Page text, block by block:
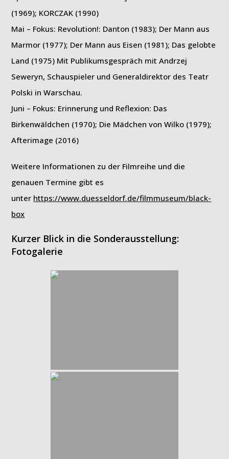
(1969); KORCZAK (1990)
Mai – Fokus: Revolution!: Danton (1983); Der Mann aus
Marmor (1977); Der Mann aus Eisen (1981); Das gelobte
Land (1975) Mit Publikumsgespräch mit Andrzej
Seweryn, Schauspieler und Generaldirektor des Teatr
Polski in Warschau.
Juni – Fokus: Erinnerung und Reflexion: Das
Birkenwäldchen (1970); Die Mädchen von Wilko (1979);
Afterimage (2016)
Weitere Informationen zu der Filmreihe und die
genauen Termine gibt es
unter https://www.duesseldorf.de/filmmuseum/black-
box
Kurzer Blick in die Sonderausstellung:
Fotogalerie